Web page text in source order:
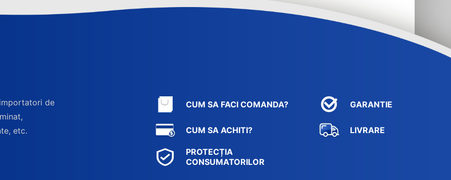
importatori de
etc.
CUM SA FACI COMANDA? GARANTIE
CUM SA ACHITI? LIVRARE
PROTECȚIA
CONSUMATORILOR